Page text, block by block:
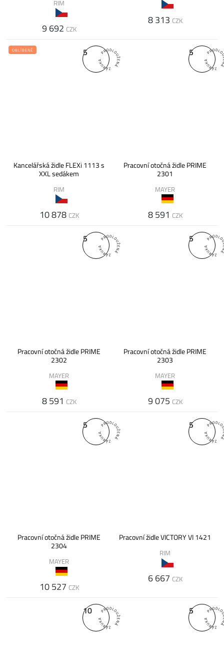
RIM
9 692 CZK
8 313 CZK
5
OBLÍBENÉ
Kancelářská židle FLEXi 1113 s
XXL sedákem
RIM
10 878 CZK
5
Pracovní otočná židle PRIME
2301
MAYER
8 591 CZK
5
Pracovní otočná židle PRIME
2302
MAYER
8 591 CZK
5
Pracovní otočná židle PRIME
2303
MAYER
9 075 CZK
5
Pracovní otočná židle PRIME
2304
MAYER
10 527 CZK
5
Pracovní židle VICTORY VI 1421
RIM
6 667 CZK
10 5